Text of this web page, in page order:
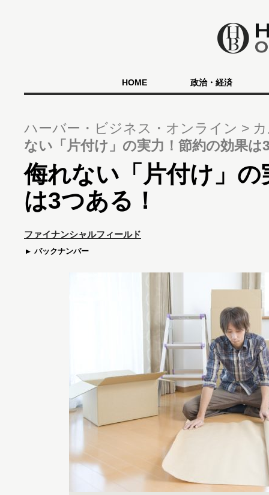
HOME 政治・経済
ハーバー・ビジネス・オンライン
ない「片付け」の実力！節約の効果は
侮れない「片付け」
は3つある！
ファイナンシャルフィールド
バックナンバー